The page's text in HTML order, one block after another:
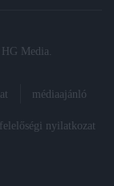
HG Media
médiaajánló
nyilatkozat